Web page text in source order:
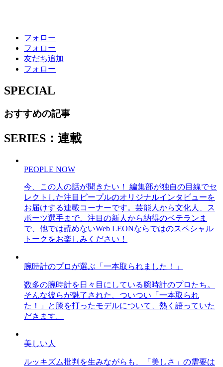
フォロー
フォロー
友だち追加
フォロー
SPECIAL
おすすめの記事
SERIES：連載
PEOPLE NOW
今、この人の話が聞きたい！ 編集部が独自の目線でセ
レクトした注目ピープルのオリジナルインタビューを
お届けする連載コーナーです。芸能人から文化人、ス
ポーツ選手まで、注目の新人から納得のベテランま
で、他では読めないWeb LEONならではのスペシャル
トークをお楽しみください！
腕時計のプロが選ぶ「一本取られました！」
数多の腕時計を日々目にしている腕時計のプロたち。
そんな彼らが魅了された、ついつい「一本取られ
た！」と膝を打ったモデルについて、熱く語っていた
だきます。
美しい人
ルッキズム批判を生みながらも、「美しさ」の需要は